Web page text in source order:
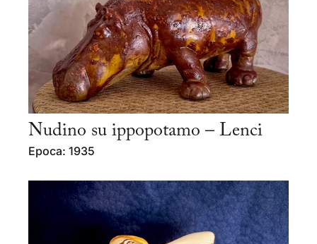
Nudino su ippopotamo – Lenci
Epoca: 1935